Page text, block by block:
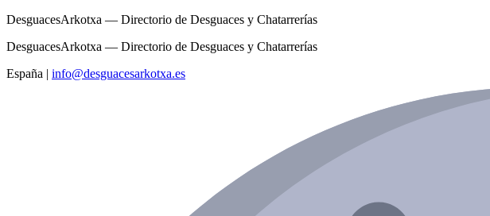
DesguacesArkotxa — Directorio de Desguaces y Chatarrerías
DesguacesArkotxa — Directorio de Desguaces y Chatarrerías
España | info@desguacesarkotxa.es